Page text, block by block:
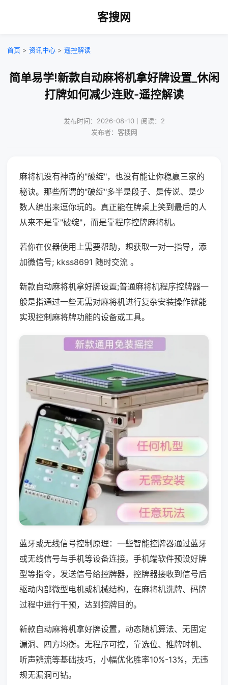
客搜网
首页 > 资讯中心 > 遥控解读
简单易学!新款自动麻将机拿好牌设置_休闲
打牌如何减少连败-遥控解读
发布时间：2026-08-10｜阅读：2
发布者：客搜网
麻将机没有神奇的"破绽"，也没有能让你稳赢三家的
秘诀。那些所谓的"破绽"多半是段子、是传说、是少
数人编出来逗你玩的。真正能在牌桌上笑到最后的人
从来不是靠"破绽"，而是靠程序控牌麻将机。
若你在仪器使用上需要帮助，想获取一对一指导，添
加微信号; kkss8691 随时交流 。
新款自动麻将机拿好牌设置;普通麻将机程序控牌器一
般是指通过一些无需对麻将机进行复杂安装操作就能
实现控制麻将牌功能的设备或工具。
蓝牙或无线信号控制原理：一些智能控牌器通过蓝牙
或无线信号与手机等设备连接。手机端软件预设好牌
型等指令，发送信号给控牌器，控牌器接收到信号后
驱动内部微型电机或机械结构，在麻将机洗牌、码牌
过程中进行干预，达到控牌目的。
新款自动麻将机拿好牌设置，动态随机算法、无固定
漏洞、四方均衡。无程序可控，靠选位、推牌时机、
听声辨流等基础技巧，小幅优化胜率10%-13%，无违
规无漏洞可钻。